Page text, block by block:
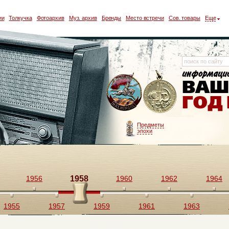
Толкучка Фотоархив Муз. архив Бренды Место встречи Сов. товары Еще
Предметы
эпохи
1955
1956
1957
1958
1959
1960
1961
1962
1963
1964